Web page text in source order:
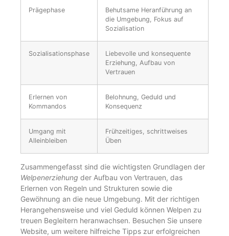
Prägephase
Behutsame Heranführung an
die Umgebung, Fokus auf
Sozialisation
Sozialisationsphase
Liebevolle und konsequente
Erziehung, Aufbau von
Vertrauen
Erlernen von
Kommandos
Belohnung, Geduld und
Konsequenz
Umgang mit
Alleinbleiben
Frühzeitiges, schrittweises
Üben
Zusammengefasst sind die wichtigsten Grundlagen der
Welpenerziehung der Aufbau von Vertrauen, das
Erlernen von Regeln und Strukturen sowie die
Gewöhnung an die neue Umgebung. Mit der richtigen
Herangehensweise und viel Geduld können Welpen zu
treuen Begleitern heranwachsen. Besuchen Sie unsere
Website, um weitere hilfreiche Tipps zur erfolgreichen